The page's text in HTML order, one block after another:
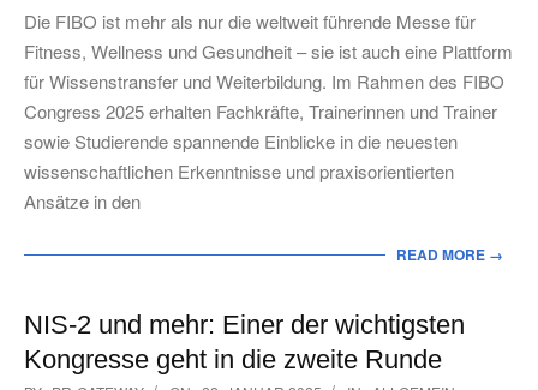
02-
11
Die FIBO ist mehr als nur die weltweit führende Messe für
Fitness, Wellness und Gesundheit – sie ist auch eine Plattform
für Wissenstransfer und Weiterbildung. Im Rahmen des FIBO
Congress 2025 erhalten Fachkräfte, Trainerinnen und Trainer
sowie Studierende spannende Einblicke in die neuesten
wissenschaftlichen Erkenntnisse und praxisorientierten
Ansätze in den
READ MORE →
NIS-2 und mehr: Einer der wichtigsten
Kongresse geht in die zweite Runde